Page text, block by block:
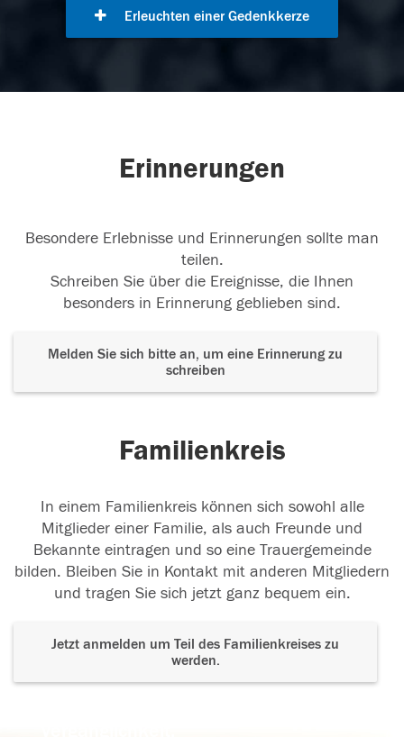
Erleuchten einer Gedenkkerze
Erinnerungen
Besondere Erlebnisse und Erinnerungen sollte man
teilen.
Schreiben Sie über die Ereignisse, die Ihnen
besonders in Erinnerung geblieben sind.
Melden Sie sich bitte an, um eine Erinnerung zu
schreiben
Familienkreis
In einem Familienkreis können sich sowohl alle
Mitglieder einer Familie, als auch Freunde und
Bekannte eintragen und so eine Trauergemeinde
bilden. Bleiben Sie in Kontakt mit anderen Mitgliedern
und tragen Sie sich jetzt ganz bequem ein.
Jetzt anmelden um Teil des Familienkreises zu
werden.